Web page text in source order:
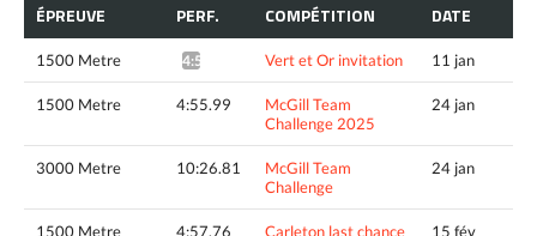
ÉPREUVE PERF. COMPÉTITION DATE
1500 Metre 4:54.20* Vert et Or invitation 11 jan
1500 Metre 4:55.99
McGill Team
Challenge 2025
24 jan
3000 Metre 10:26.81
McGill Team
Challenge
24 jan
1500 Metre 4:57.76 Carleton last chance 15 fév